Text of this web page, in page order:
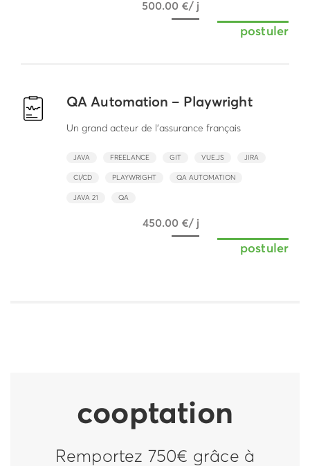
500.00 €/ j
postuler
QA Automation – Playwright
Un grand acteur de l’assurance français
JAVA FREELANCE GIT VUE.JS JIRA
CI/CD PLAYWRIGHT QA AUTOMATION
JAVA 21 QA
450.00 €/ j
postuler
cooptation
Remportez 750€ grâce à